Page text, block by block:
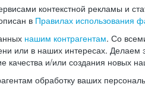
контекстной рекламы и
в Правилах использования
нашим контрагентам. Со
или в наших интересах.
и/или создания новых
обработку ваших